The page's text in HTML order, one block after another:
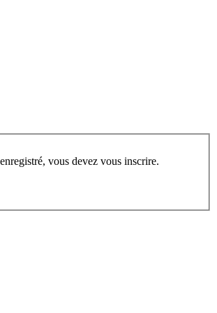
l’identifiant personnel qui vous a été fourni. Si vous n’êtes pas enregistré, vous devez vous inscrire.